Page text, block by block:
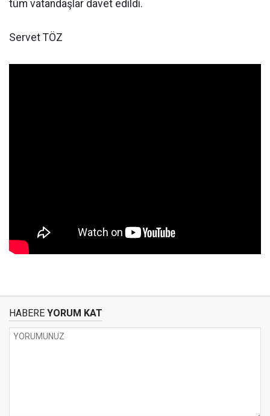
tüm vatandaşlar davet edildi.
Servet TÖZ
HABERE YORUM KAT